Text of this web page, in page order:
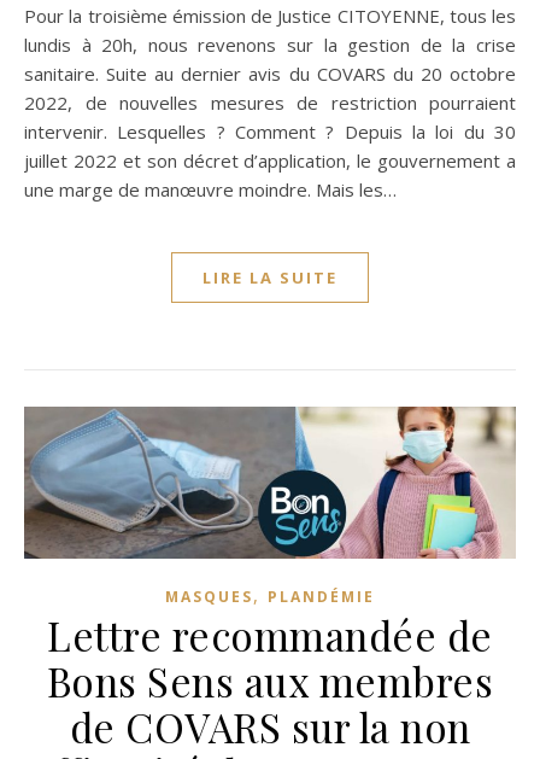
Pour la troisième émission de Justice CITOYENNE, tous les
lundis à 20h, nous revenons sur la gestion de la crise
sanitaire. Suite au dernier avis du COVARS du 20 octobre
2022, de nouvelles mesures de restriction pourraient
intervenir. Lesquelles ? Comment ? Depuis la loi du 30
juillet 2022 et son décret d’application, le gouvernement a
une marge de manœuvre moindre. Mais les…
LIRE LA SUITE
MASQUES, PLANDÉMIE
Lettre recommandée de
Bons Sens aux membres
de COVARS sur la non